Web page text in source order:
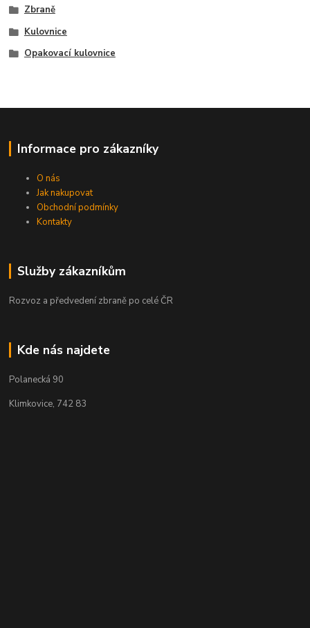
Zbraně
Kulovnice
Opakovací kulovnice
Informace pro zákazníky
O nás
Jak nakupovat
Obchodní podmínky
Kontakty
Služby zákazníkům
Rozvoz a předvedení zbraně po celé ČR
Kde nás najdete
Polanecká 90
Klimkovice, 742 83